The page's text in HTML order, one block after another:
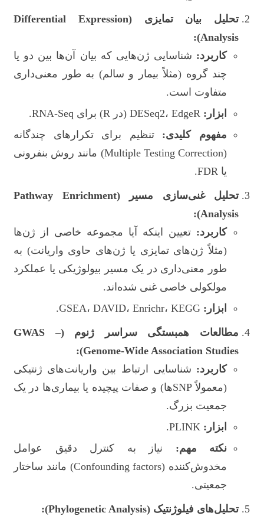
تحلیل بیان تمایزی (Differential Expression
Analysis):
کاربرد: شناسایی ژن‌هایی که بیان آن‌ها بین دو یا
چند گروه (مثلاً بیمار و سالم) به طور معنی‌داری
متفاوت است.
ابزار:
مفهوم کلیدی: تنظیم برای تکرارهای چندگانه
(Multiple Testing Correction) مانند روش بنفرونی
یا FDR.
تحلیل غنی‌سازی مسیر (Pathway Enrichment
Analysis):
کاربرد: تعیین اینکه آیا مجموعه خاصی از ژن‌ها
(مثلاً ژن‌های تمایزی یا ژن‌های حاوی واریانت) به
طور معنی‌داری در یک مسیر بیولوژیکی یا عملکرد
مولکولی خاصی غنی شده‌اند.
ابزار:
مطالعات همبستگی سراسر ژنوم (GWAS –
Genome-Wide Association Studies):
کاربرد: شناسایی ارتباط بین واریانت‌های ژنتیکی
(معمولاً SNPها) و صفات پیچیده یا بیماری‌ها در یک
جمعیت بزرگ.
ابزار:
نکته مهم: نیاز به کنترل دقیق عوامل
مخدوش‌کننده (Confounding factors) مانند ساختار
جمعیتی.
تحلیل‌های فیلوژنتیک (Phylogenetic Analysis):